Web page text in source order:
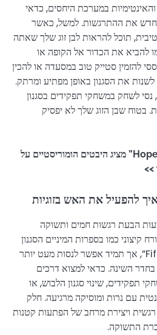
במערכת היחסים, כדאי
את ההתרגשות. למשל, כאשר
תוכל להראות לבן זוג שלך שאתה
להביא את הכדור אל הקופה או
להזמין סטייק טוב במסעדה או להכין
את הסגנון באופן מפתיע ומרתק.
לשחק במשחקי תפקידים בסגנון
בטוח שבן הזוג שלך לא יפסיק
ראו כיצד הסרט “Hope Springs” מציג היבטים הומוריסטיים על
>>
להפעיל את האש בזוגיות
הבעת רגשות חמים ותשוקה
קיצוני כמו בספרות המיניים הסגנון
של “Fifty Shades of Grey”, אך תמיד אפשר לנסות מעט יותר
בחדר השינה. כדאי למצוא דרכים
תפקידים, שינוי סגנון הלבוש, או
עם נרות ומוסיקה מרגיעה. חלק
ויצירת מרחב של הפתעות קטנות
התשוקה.